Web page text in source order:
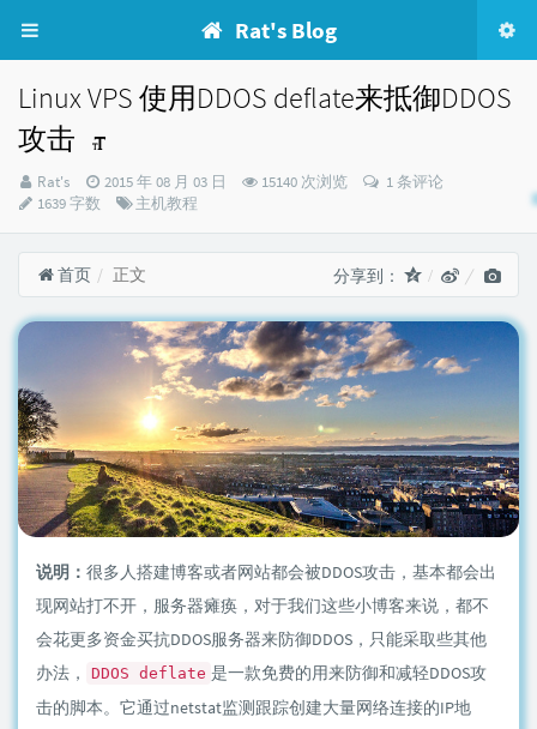
Rat's Blog
Linux VPS 使用DDOS deflate来抵御DDOS
攻击
博
主：
Rat's
发
布
2015 年 08 月 03 日 15140 次浏览
1 条评论
1639 字数
分
主机教程
首页 正文 分享到：
说明： 很多人搭建博客或者网站都会被DDOS攻击，基本都会出
现网站打不开，服务器瘫痪，对于我们这些小博客来说，都不
会花更多资金买抗DDOS服务器来防御DDOS，只能采取些其他
办法，
DDOS deflate 是一款免费的用来防御和减轻DDOS攻
击的脚本。它通过netstat监测跟踪创建大量网络连接的IP地